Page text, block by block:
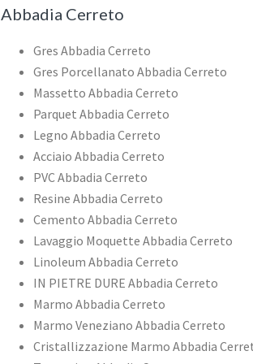
Abbadia Cerreto
Gres Abbadia Cerreto
Gres Porcellanato Abbadia Cerreto
Massetto Abbadia Cerreto
Parquet Abbadia Cerreto
Legno Abbadia Cerreto
Acciaio Abbadia Cerreto
PVC Abbadia Cerreto
Resine Abbadia Cerreto
Cemento Abbadia Cerreto
Lavaggio Moquette Abbadia Cerreto
Linoleum Abbadia Cerreto
IN PIETRE DURE Abbadia Cerreto
Marmo Abbadia Cerreto
Marmo Veneziano Abbadia Cerreto
Cristallizzazione Marmo Abbadia